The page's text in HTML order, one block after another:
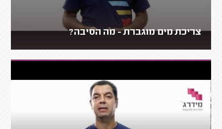
צריכת מים מוגברת - מה הסיבה?